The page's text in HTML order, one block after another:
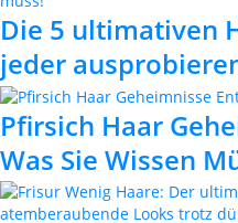
Die 5 ultimativen
jeder
Pfirsich Haar
Was Sie Wissen